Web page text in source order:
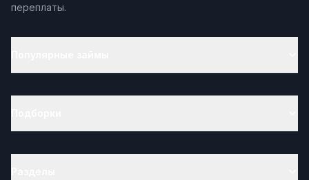
переплаты.